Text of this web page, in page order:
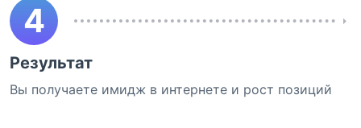
4
Результат
Вы получаете имидж в интернете и рост позиций